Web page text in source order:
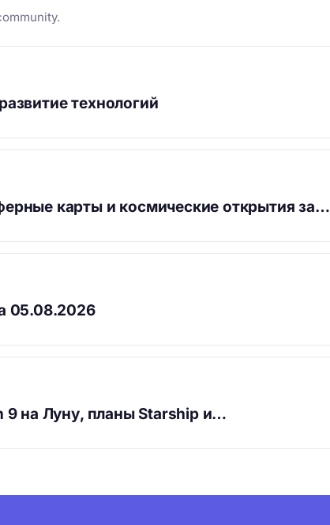
технологий
карты и космические открытия за…
05.08.2026
9 на Луну, планы Starship и…